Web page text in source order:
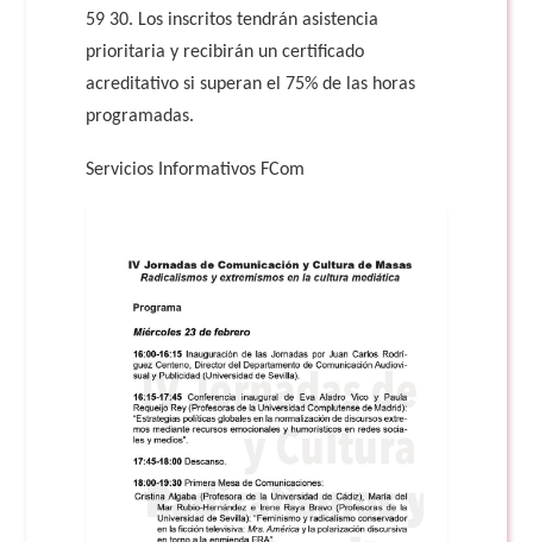
59 30. Los inscritos tendrán asistencia
prioritaria y recibirán un certificado
acreditativo si superan el 75% de las horas
programadas.
Servicios Informativos FCom